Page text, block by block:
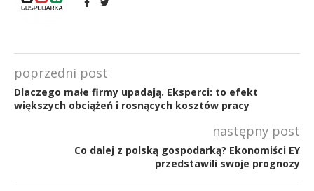
poprzedni post
Dlaczego małe firmy upadają. Eksperci: to efekt
większych obciążeń i rosnących kosztów pracy
następny post
Co dalej z polską gospodarką? Ekonomiści EY
przedstawili swoje prognozy